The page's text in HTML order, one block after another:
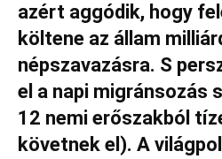
azért aggódik, hogy
költene az állam
népszavazásra. S
el a napi migránsozás
12 nemi erőszakból
követnek el). A